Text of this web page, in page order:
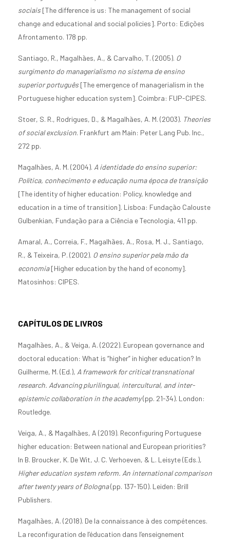
sociais[The difference is us: The management of social
change and educational and social policies]. Porto: Edições
Afrontamento. 178 pp.
Santiago, R., Magalhães, A., & Carvalho, T. (2005). O
surgimento do managerialismo no sistema de ensino
superior português[The emergence of managerialism in the
Portuguese higher education system]. Coimbra: FUP-CIPES.
Stoer, S. R., Rodrigues, D., & Magalhães, A. M. (2003). Theories
of social exclusion. Frankfurt am Main: Peter Lang Pub. Inc.,
272 pp.
Magalhães, A. M. (2004). A identidade do ensino superior:
Política, conhecimento e educação numa época de transição
[The identity of higher education: Policy, knowledge and
education in a time of transition]. Lisboa: Fundação Calouste
Gulbenkian, Fundação para a Ciência e Tecnologia, 411 pp.
Amaral, A., Correia, F., Magalhães, A., Rosa, M. J., Santiago,
R., & Teixeira, P. (2002). O ensino superior pela mão da
economia[Higher education by the hand of economy].
Matosinhos: CIPES.
CAPÍTULOS DE LIVROS
Magalhães, A., & Veiga, A. (2022). European governance and
doctoral education: What is “higher” in higher education? In
Guilherme, M. (Ed.), A framework for critical transnational
research. Advancing plurilingual, intercultural, and inter-
epistemic collaboration in the academy(pp. 21-34). London:
Routledge.
Veiga, A., & Magalhães, A (2019). Reconfiguring Portuguese
higher education: Between national and European priorities?
In B. Broucker, K. De Wit, J. C. Verhoeven, & L. Leisyte (Eds.),
Higher education system reform. An international comparison
after twenty years of Bologna(pp. 137-150). Leiden: Brill
Publishers.
Magalhães, A. (2018). De la connaissance à des compétences.
La reconfiguration de l’éducation dans l’enseignement